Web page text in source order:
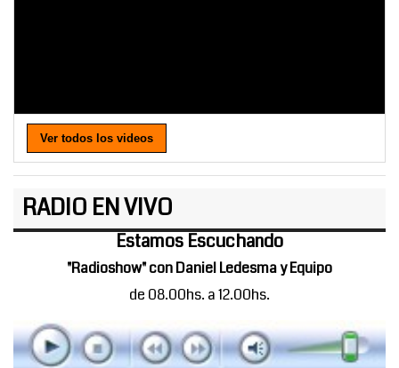
Ver todos los videos
RADIO EN VIVO
Estamos Escuchando
"Radioshow" con Daniel Ledesma y Equipo
de 08.00hs. a 12.00hs.